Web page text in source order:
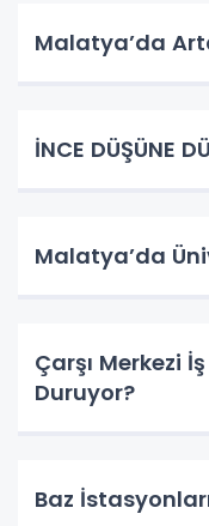
Malatya’da
İNCE DÜŞÜNE
Malatya’da
Çarşı Merkezi
Duruyor?
Baz